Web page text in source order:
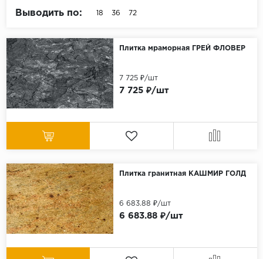
Выводить по: 18 36 72
Плитка мраморная ГРЕЙ ФЛОВЕР
7 725 ₽/шт
7 725 ₽/шт
Плитка гранитная КАШМИР ГОЛД
6 683.88 ₽/шт
6 683.88 ₽/шт